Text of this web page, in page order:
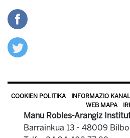
COOKIEN POLITIKA INFORMAZIO
WEB MAPA
Manu Robles-Arangiz
Barrainkua 13 - 48009 Bilbo